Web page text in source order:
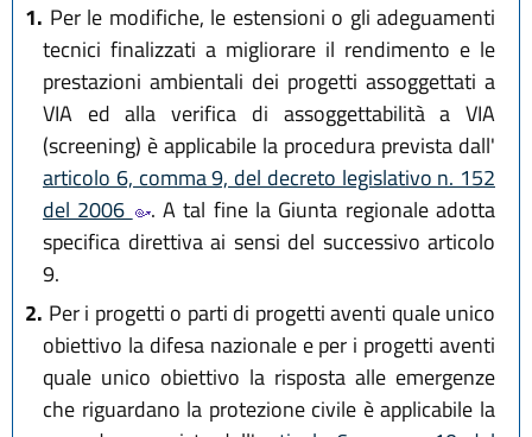
1. Per le modifiche, le estensioni o gli adeguamenti
tecnici finalizzati a migliorare il rendimento e le
prestazioni ambientali dei progetti assoggettati a
VIA ed alla verifica di assoggettabilità a VIA
(screening) è applicabile la procedura prevista dall'
articolo 6, comma 9, del decreto legislativo n. 152
del 2006
. A tal fine la Giunta regionale adotta
specifica direttiva ai sensi del successivo articolo
9.
2. Per i progetti o parti di progetti aventi quale unico
obiettivo la difesa nazionale e per i progetti aventi
quale unico obiettivo la risposta alle emergenze
che riguardano la protezione civile è applicabile la